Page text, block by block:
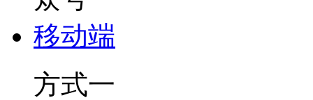
移动端
方式一